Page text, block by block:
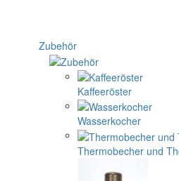
Zubehör
Kaffeeröster
Wasserkocher
Thermobecher und